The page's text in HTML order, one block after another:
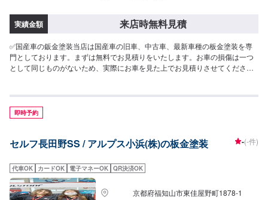
実績金額 来店時無料見積
✅国産車の鈑金塗装当店は国産車の旧車、中古車、最新車種の板金塗装を専
門としております。まずは無料でお見積りをいたします。お車の損傷は一つ
として同じものがないため、実際にお車を見た上でお見積りさせてください
せ。
即時予約
セルフ長田野SS / アルプス小浜(株)の板金塗装 -(-件)
代車OK カードOK 電子マネーOK QR決済OK
京都府福知山市東佳屋野町1878-1